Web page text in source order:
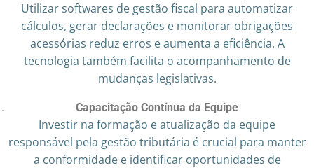
Utilizar softwares de gestão fiscal para automatizar
cálculos, gerar declarações e monitorar obrigações
acessórias reduz erros e aumenta a eficiência. A
tecnologia também facilita o acompanhamento de
mudanças legislativas.
Capacitação Contínua da Equipe
Investir na formação e atualização da equipe
responsável pela gestão tributária é crucial para manter
a conformidade e identificar oportunidades de